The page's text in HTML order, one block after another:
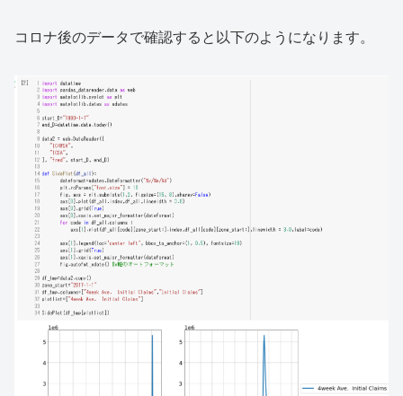
コロナ後のデータで確認すると以下のようになります。